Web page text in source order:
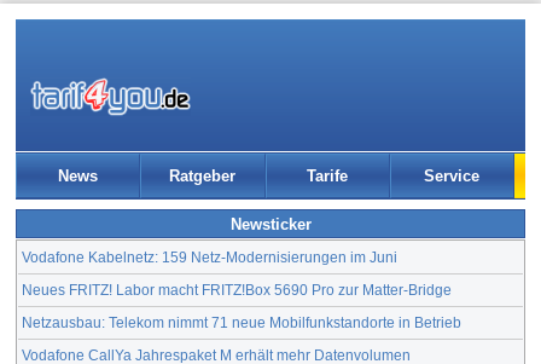
News Ratgeber Tarife Service
Newsticker
Vodafone Kabelnetz: 159 Netz-Modernisierungen im Juni
Neues FRITZ! Labor macht FRITZ!Box 5690 Pro zur Matter-Bridge
Netzausbau: Telekom nimmt 71 neue Mobilfunkstandorte in Betrieb
Vodafone CallYa Jahrespaket M erhält mehr Datenvolumen